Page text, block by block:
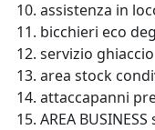
assistenza in
bicchieri eco
servizio ghiaccio
area stock
attaccapanni
AREA